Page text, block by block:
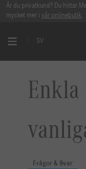
Är du privatkund? Du hittar
mycket mer ivår onlinebutik.
SV
Enkla
Frågor & Svar